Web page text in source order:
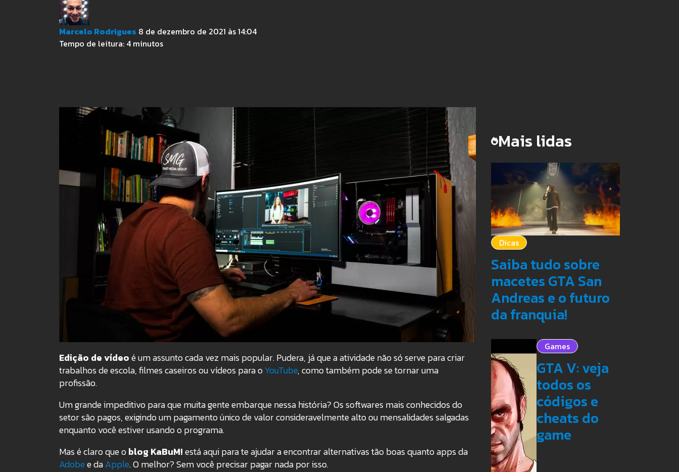
Marcelo Rodrigues 8 de dezembro de 2021 às 14:04
Tempo de leitura: 4 minutos
Edição de vídeoé um assunto cada vez mais popular. Pudera, já que a atividade não só serve para criar
trabalhos de escola, filmes caseiros ou vídeos para oYouTube, como também pode se tornar uma
profissão.
Um grande impeditivo para que muita gente embarque nessa história? Os softwares mais conhecidos do
setor são pagos, exigindo um pagamento único de valor consideravelmente alto ou mensalidades salgadas
enquanto você estiver usando o programa.
Mas é claro que oblog KaBuM!está aqui para te ajudar a encontrar alternativas tão boas quanto apps da
Adobee daApple. O melhor? Sem você precisar pagar nada por isso.
Mais lidas
Dicas
Saiba tudo sobre
macetes GTA San
Andreas e o futuro
da franquia!
Games
GTA V: veja
todos os
códigos e
cheats do
game